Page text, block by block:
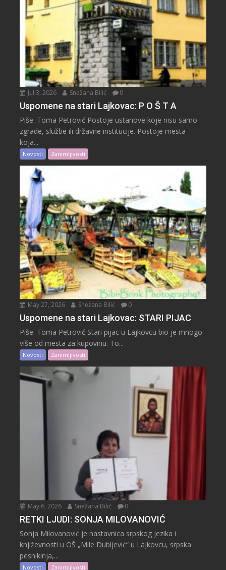
Jul 3, 2026 Snežana Bilić 0
Uspomene na stari Lajkovac: P O Š T A
Piše: Toma Petrović Postoje ustanove koje nisu samo
zgrade, službe ili državne institucije. Postoje mesta
koja...
Novosti Zanimljivosti
May 27, 2026 Snežana Bilić 0
Uspomene na stari Lajkovac: STARI PIJAC
Piše: Toma Petrović Stari pijac u Lajkovcu bio je mnogo
više od mesta za kupovinu. To...
Novosti Zanimljivosti
May 6, 2026 Snežana Bilić 0
RETKI LJUDI: SONJA MILOVANOVIĆ
Sonja Milovanović je nastavnica srpskog jezika i
književnosti u OŠ „Mile Dubljević“ u Lajkovcu, srpska
pesnikinja,...
Novosti Zanimljivosti